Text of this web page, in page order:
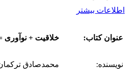
اطلاعات بیشتر
عنوان کتاب: خلاقیت + نوآوری
نویسنده:
محمدصادق